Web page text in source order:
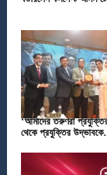
‘আমাদের তরুণরা প্রযুক্তির
থেকে প্রযুক্তির